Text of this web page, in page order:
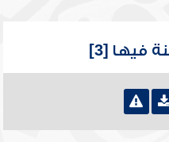
فيها [3]